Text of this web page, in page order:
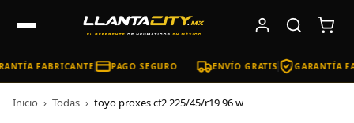
FABRICANTE PAGO SEGURO ENVÍO GRATIS GARANTÍA
Inicio › Todas › toyo proxes cf2 225/45/r19 96 w